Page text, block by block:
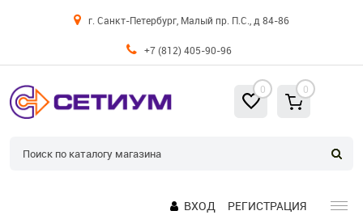
г. Санкт-Петербург, Малый пр. П.С., д 84-86
+7 (812) 405-90-96
0 0
ВХОД РЕГИСТРАЦИЯ